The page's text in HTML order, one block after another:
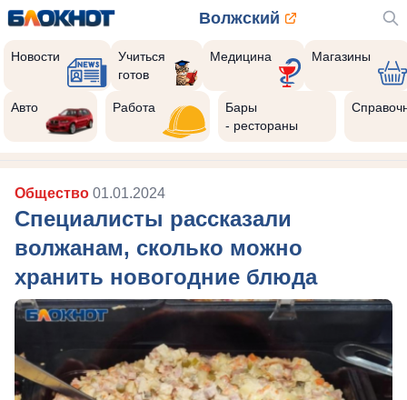
Волжский
Новости
Учиться
готов
Медицина Магазины
Авто Работа
Бары
- рестораны
Общество 01.01.2024
Специалисты рассказали
волжанам, сколько можно
хранить новогодние блюда